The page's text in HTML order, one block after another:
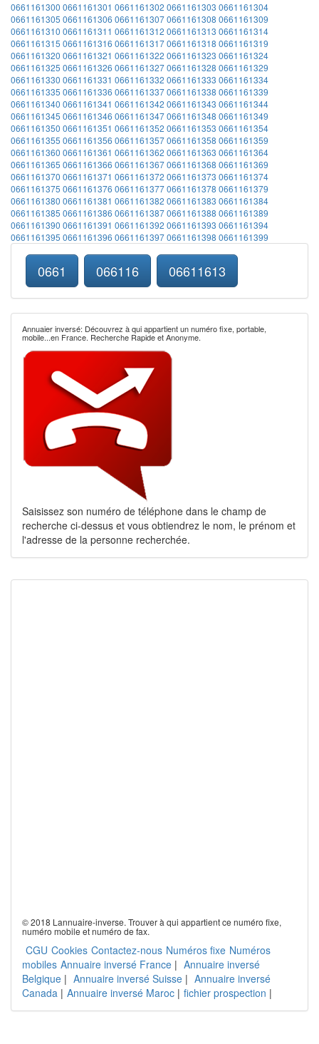
0661161300 0661161301 0661161302 0661161303 0661161304
0661161305 0661161306 06611613070661161308 0661161309
0661161310 0661161311 0661161312 0661161313 0661161314
0661161315 0661161316 06611613170661161318 0661161319
0661161320 0661161321 0661161322 0661161323 0661161324
0661161325 0661161326 06611613270661161328 0661161329
0661161330 0661161331 0661161332 0661161333 0661161334
0661161335 0661161336 06611613370661161338 0661161339
0661161340 0661161341 0661161342 0661161343 0661161344
0661161345 0661161346 06611613470661161348 0661161349
0661161350 0661161351 0661161352 0661161353 0661161354
0661161355 0661161356 06611613570661161358 0661161359
0661161360 0661161361 0661161362 0661161363 0661161364
0661161365 0661161366 06611613670661161368 0661161369
0661161370 0661161371 0661161372 0661161373 0661161374
0661161375 0661161376 06611613770661161378 0661161379
0661161380 0661161381 0661161382 0661161383 0661161384
0661161385 0661161386 06611613870661161388 0661161389
0661161390 0661161391 0661161392 0661161393 0661161394
0661161395 0661161396 06611613970661161398 0661161399
0661 066116 06611613
Annuaier inversé: Découvrez à qui appartient un numéro fixe, portable,
mobile...en France. Recherche Rapide et Anonyme.
Saisissez son numéro de téléphone dans le champ de
recherche ci-dessus et vous obtiendrez le nom, le prénom et
l'adresse de la personne recherchée.
© 2018 Lannuaire-inverse. Trouver à qui appartient ce numéro fixe,
numéro mobile et numéro de fax.
CGU Cookies Contactez-nous Numéros fixe Numéros
mobiles Annuaire inversé France | Annuaire inversé
Belgique | Annuaire inversé Suisse | Annuaire inversé
Canada | Annuaire inversé Maroc | fichier prospection |